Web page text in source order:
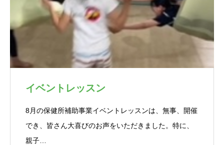
イベントレッスン
8月の保健所補助事業イベントレッスンは、無事、開催
でき、皆さん大喜びのお声をいただきました。特に、
親子…